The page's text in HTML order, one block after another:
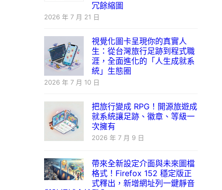
冗餘縮圖
2026 年 7 月 21 日
視覺化圖卡呈現你的真實人
生：從台灣旅行足跡到程式職
涯，全面進化的「人生成就系
統」生態圈
2026 年 7 月 10 日
把旅行變成 RPG！開源旅遊成
就系統讓足跡、徽章、等級一
次擁有
2026 年 7 月 9 日
帶來全新設定介面與未來圖檔
格式！Firefox 152 穩定版正
式釋出，新增網址列一鍵靜音